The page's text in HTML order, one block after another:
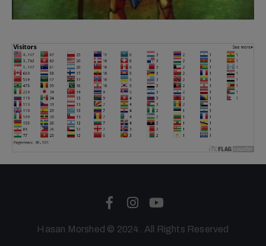
Hasan Morshed © 2024. All Rights Reserved